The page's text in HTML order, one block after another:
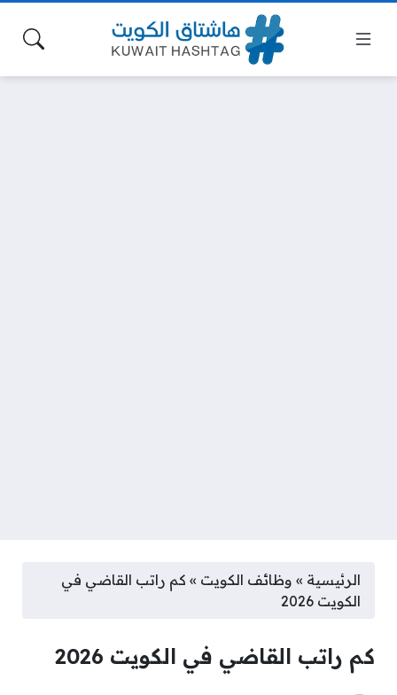
الرئيسية » وظائف الكويت » كم راتب القاضي في
الكويت 2026
كم راتب القاضي في الكويت 2026